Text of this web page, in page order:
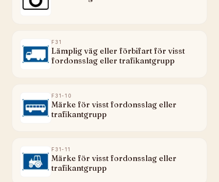
F31
Lämplig väg eller förbifart för visst
fordonsslag eller trafikantgrupp
F31-10
Märke för visst fordonsslag eller
trafikantgrupp
F31-11
Märke för visst fordonsslag eller
trafikantgrupp